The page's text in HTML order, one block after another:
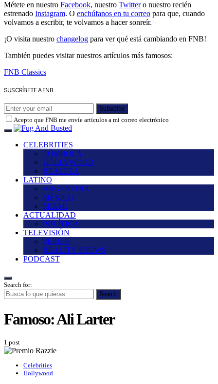
Métete en nuestro Facebook, nuestro Twittero nuestro recién
estrenado Instagram. O enchúfanos en tu correo para que, cuando
volvamos a escribir, te volvamos a hacer sonreír.
¡O visita nuestro changelog para ver qué está cambiando en FNB!
También puedes visitar nuestros artículos más famosos:
FNB Classics
SUSCRÍBETE A FNB
Subscribe
Acepto que FNB me envíe artículos a mi correo electrónico
CELEBRITIES
TÓMBOLA
HOLLYWOOD
REALEZA
LATINO
ARGENTINA
MÉXICO
MIAMI
ACTUALIDAD
POLÍTICA
TELEVISIÓN
SERIES
REALITY SHOWS
PODCAST
Search for:
Search
Famoso:Ali Larter
1 post
Celebrities
Hollywood